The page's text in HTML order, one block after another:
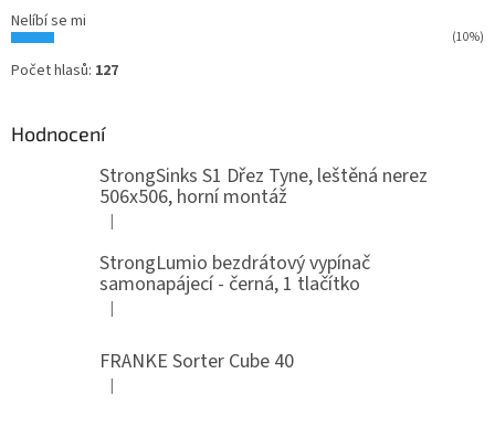
Nelíbí se mi
(10%)
Počet hlasů: 127
Hodnocení
StrongSinks S1 Dřez Tyne, leštěná nerez
506x506, horní montáž
Hodnocení produktu je 5 z 5 hvězdiček.
|
StrongLumio bezdrátový vypínač
samonapájecí - černá, 1 tlačítko
Hodnocení produktu je 4 z 5 hvězdiček.
|
FRANKE Sorter Cube 40
Hodnocení produktu je 3 z 5 hvězdiček.
|